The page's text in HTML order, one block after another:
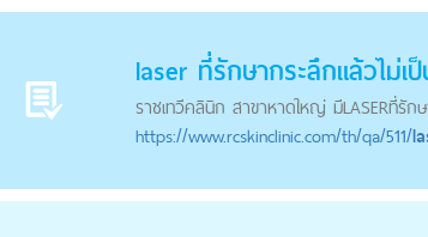
laserที่รักษากระลึกแล้วไม่เ
ราชเทวีคลินิก สาขาหาดใหญ่ มีLASERที่รัก
https://www.rcskinclinic.com/th/qa/511/